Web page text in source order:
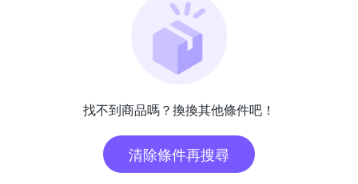
找不到商品嗎？換換其他條件吧！
清除條件再搜尋